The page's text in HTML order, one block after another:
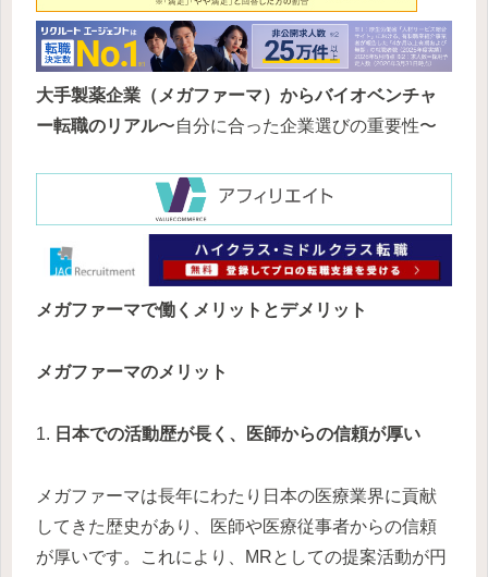
大手製薬企業（メガファーマ）からバイオベンチャ
ー転職のリアル〜自分に合った企業選びの重要性〜
メガファーマで働くメリットとデメリット
メガファーマのメリット
1. 日本での活動歴が長く、医師からの信頼が厚い
メガファーマは長年にわたり日本の医療業界に貢献
してきた歴史があり、医師や医療従事者からの信頼
が厚いです。これにより、MRとしての提案活動が円